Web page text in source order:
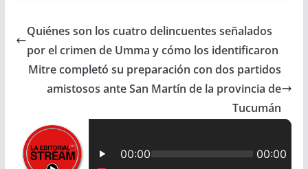
e
o
k
t
A
p
i
r
Quiénes son los cuatro delincuentes señalados
por el crimen de Umma y cómo los identificaron
Mitre completó su preparación con dos partidos
amistosos ante San Martín de la provincia de
Tucumán